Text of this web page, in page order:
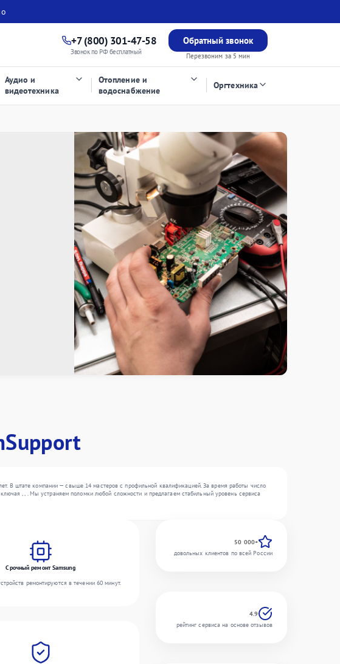
+7 (800) 301-47-58
Звонок по РФ бесплатный
Обратный звонок
Перезвоним за 5 мин
Аудио и
видеотехника
Отопление и
водоснабжение
Оргтехника
В штате компании — свыше 14 мастеров с профильной квалификацией. За время работы число
, , . Мы устраняем поломки любой сложности и предлагаем стабильный уровень сервиса
Срочный ремонт Samsung
ремонтируются в течении 60 минут.
50 000+
довольных клиентов по всей России
4.9
рейтинг сервиса на основе отзывов